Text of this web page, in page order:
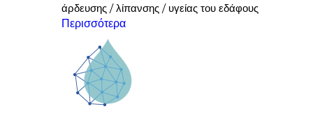
άρδευσης / λίπανσης / υγείας του εδάφους
Περισσότερα